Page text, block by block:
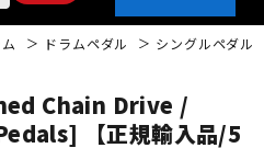
ドラムペダル シングルペダル
Chain Drive /
【正規輸入品/5